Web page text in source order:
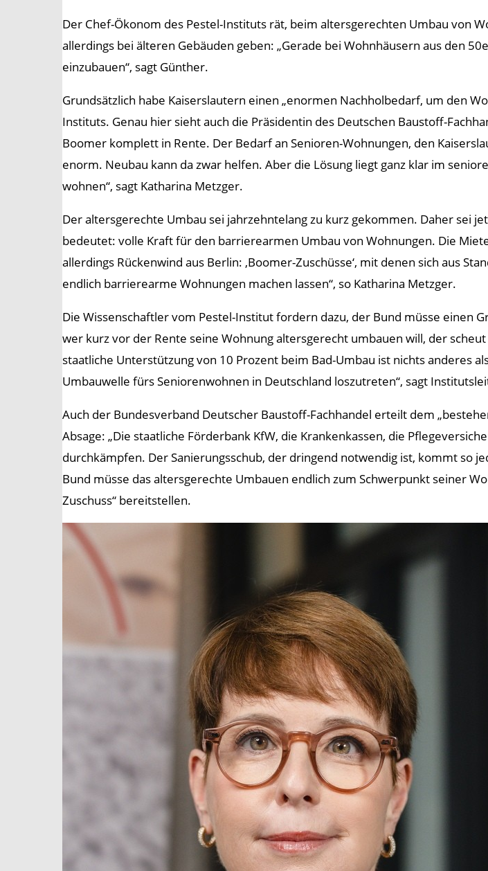
Der Chef-Ökonom des Pestel-Instituts rät, beim altersgerechten Umbau von
allerdings bei älteren Gebäuden geben: „Gerade bei Wohnhäusern aus den
einzubauen“, sagt Günther.
Grundsätzlich habe Kaiserslautern einen „enormen Nachholbedarf, um den
Instituts. Genau hier sieht auch die Präsidentin des Deutschen Baustoff-
Boomer komplett in Rente. Der Bedarf an Senioren-Wohnungen, den
enorm. Neubau kann da zwar helfen. Aber die Lösung liegt ganz klar im
wohnen“, sagt Katharina Metzger.
Der altersgerechte Umbau sei jahrzehntelang zu kurz gekommen. Daher sei
bedeutet: volle Kraft für den barrierearmen Umbau von Wohnungen. Die
allerdings Rückenwind aus Berlin: ‚Boomer-Zuschüsse‘, mit denen sich aus
endlich barrierearme Wohnungen machen lassen“, so Katharina Metzger.
Die Wissenschaftler vom Pestel-Institut fordern dazu, der Bund müsse einen
wer kurz vor der Rente seine Wohnung altersgerecht umbauen will, der
staatliche Unterstützung von 10 Prozent beim Bad-Umbau ist nichts anderes
Umbauwelle fürs Seniorenwohnen in Deutschland loszutreten“, sagt
Auch der Bundesverband Deutscher Baustoff-Fachhandel erteilt dem
Absage: „Die staatliche Förderbank KfW, die Krankenkassen, die
durchkämpfen. Der Sanierungsschub, der dringend notwendig ist, kommt so
Bund müsse das altersgerechte Umbauen endlich zum Schwerpunkt seiner
Zuschuss“ bereitstellen.